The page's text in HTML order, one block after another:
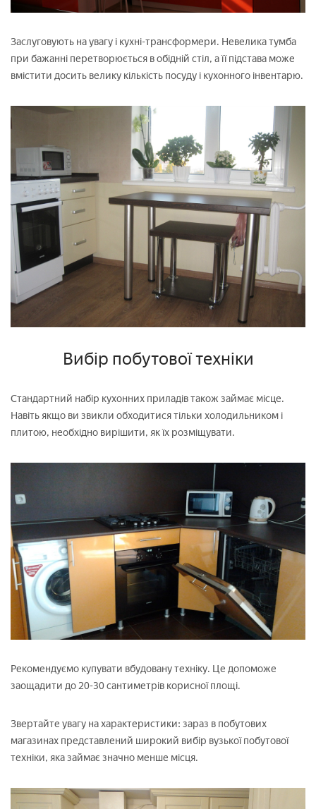
Заслуговують на увагу і кухні-трансформери. Невелика тумба
при бажанні перетворюється в обідній стіл, а її підстава може
вмістити досить велику кількість посуду і кухонного інвентарю.
Вибір побутової техніки
Стандартний набір кухонних приладів також займає місце.
Навіть якщо ви звикли обходитися тільки холодильником і
плитою, необхідно вирішити, як їх розміщувати.
Рекомендуємо купувати вбудовану техніку. Це допоможе
заощадити до 20-30 сантиметрів корисної площі.
Звертайте увагу на характеристики: зараз в побутових
магазинах представлений широкий вибір вузької побутової
техніки, яка займає значно менше місця.